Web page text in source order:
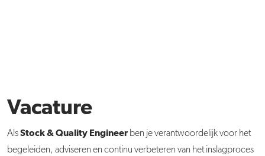
Vacature
AlsStock & Quality Engineerben je verantwoordelijk voor het
begeleiden, adviseren en continu verbeteren van het inslagproces